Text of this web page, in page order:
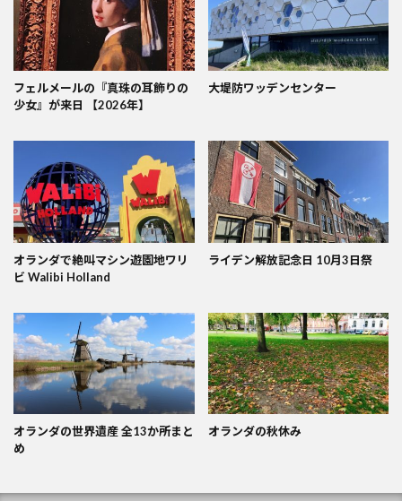
フェルメールの『真珠の耳飾りの
少女』が来日 【2026年】
大堤防ワッデンセンター
オランダで絶叫マシン遊園地ワリ
ビ Walibi Holland
ライデン解放記念日 10月3日祭
オランダの世界遺産 全13か所まと
め
オランダの秋休み